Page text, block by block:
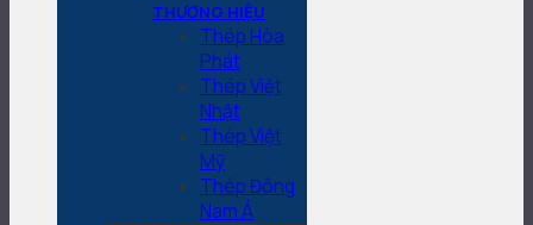
THƯƠNG HIỆU
Thép Hòa
Phát
Thép Việt
Nhật
Thép Việt
Mỹ
Thép Đông
Nam Á